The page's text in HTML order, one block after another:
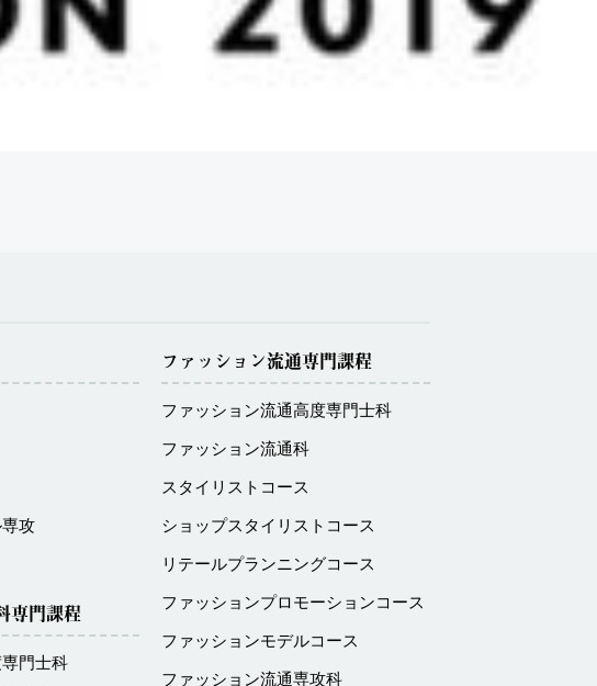
攻
専門課程
門士科
ファッション流通専門課程
ファッション流通高度専門士科
ファッション流通科
スタイリストコース
ショップスタイリストコース
リテールプランニングコース
ファッションプロモーションコース
ファッションモデルコース
ファッション流通専攻科